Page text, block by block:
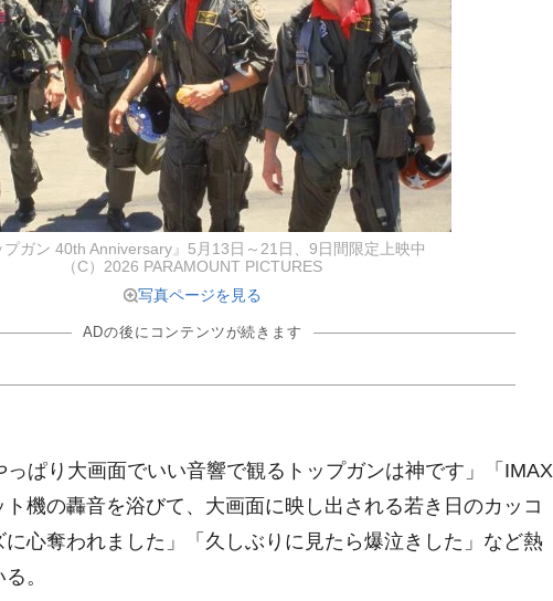
プガン 40th Anniversary』5月13日～21日、9日間限定上映中
（C）2026 PARAMOUNT PICTURES
写真ページを見る
ADの後にコンテンツが続きます
ぱり大画面でいい音響で観るトップガンは神です」「IMAX
機の轟音を浴びて、大画面に映し出される若き日のカッコ
心奪われました」「久しぶりに見たら爆泣きした」など熱
。